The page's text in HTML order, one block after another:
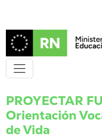
PROYECTAR
Orientación
de Vida